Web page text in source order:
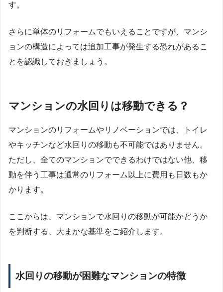
す。
さらに単体のリフォームでもいえることですが、マンシ
ョンの構造によっては追加工事が発生する恐れがあるこ
とを認識しておきましょう。
マンションの水回りは移動できる？
マンションのリフォームやリノベーションでは、トイレ
やキッチンなど水回りの移動も不可能ではありません。
ただし、全てのマンションでできるわけではない他、移
動を伴う工事は通常のリフォーム以上に費用も日数もか
かります。
ここからは、マンションで水回りの移動が可能かどうか
を判断する、大まかな基準をご紹介します。
水回りの移動が困難なマンションの特徴